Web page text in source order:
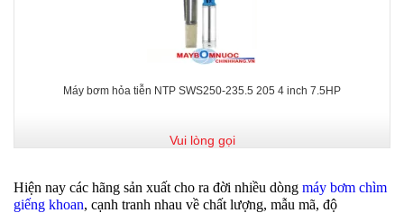
Máy bơm hỏa tiễn NTP SWS250-235.5 205 4 inch 7.5HP
Vui lòng gọi
Hiện nay các hãng sản xuất cho ra đời nhiều dòng máy bơm chìm
giếng khoan, cạnh tranh nhau về chất lượng, mẫu mã, độ